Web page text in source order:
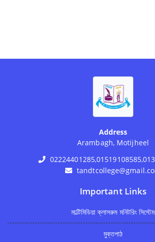
Address
Arambagh, Motijheel
Important Links
মাল্টিমিডিয়া ক্লাসরুম মনিটরিং সিস্টেম
মুক্তপাঠ